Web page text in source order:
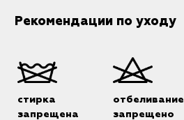
Рекомендации по уходу
стирка
запрещена
отбеливание
запрещено